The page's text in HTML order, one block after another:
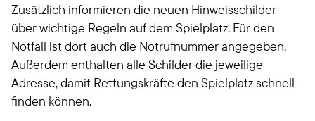
Zusätzlich informieren die neuen Hinweisschilder
über wichtige Regeln auf dem Spielplatz. Für den
Notfall ist dort auch die Notrufnummer angegeben.
Außerdem enthalten alle Schilder die jeweilige
Adresse, damit Rettungskräfte den Spielplatz schnell
finden können.